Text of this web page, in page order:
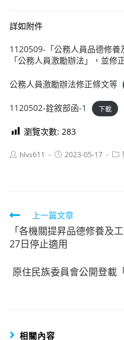
詳如附件
1120509-「公務人員品德修
「公務人員激勵辦法」，並修
公務人員激勵辦法修正條文等
1120502-銓敘部函-1 下載
瀏覽次數: 283
Posthlvs611
Post2023-05-17
Read
more
articles
上一篇文章
「各機關提昇品德修養及
27日停止適用
原住民族委員會公開登載
相關內容